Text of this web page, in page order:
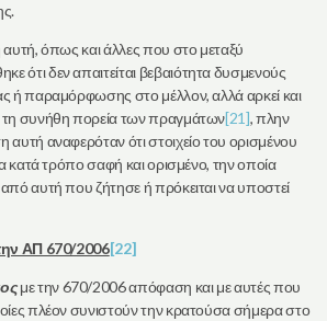
όπως και άλλες που στο μεταξύ
ότι δεν απαιτείται βεβαιότητα δυσμενούς
ή παραμόρφωσης στο μέλλον, αλλά αρκεί και
συνήθη πορεία των πραγμάτων[21], πλην
αναφερόταν ότι στοιχείο του ορισμένου
κατά τρόπο σαφή και ορισμένο, την οποία
αυτή που ζήτησε ή πρόκειται να υποστεί
ΑΠ 670/2006[22]
με την 670/2006 απόφαση και με αυτές που
πλέον συνιστούν την κρατούσα σήμερα στο